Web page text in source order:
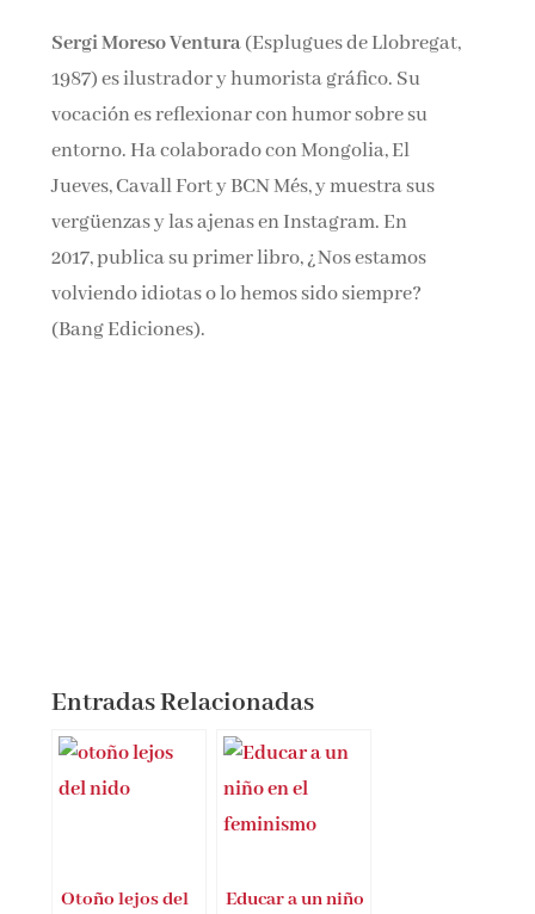
Sergi Moreso Ventura(Esplugues de Llobregat,
1987) es ilustrador y humorista gráfico. Su
vocación es reflexionar con humor sobre su
entorno. Ha colaborado con Mongolia, El
Jueves, Cavall Fort y BCN Més, y muestra sus
vergüenzas y las ajenas en Instagram. En
2017, publica su primer libro, ¿Nos estamos
volviendo idiotas o lo hemos sido siempre?
(Bang Ediciones).
Entradas Relacionadas
Otoño lejos del
Educar a un niño